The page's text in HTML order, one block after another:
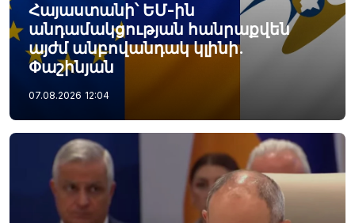
Հայաստանի՝ ԵՄ-ին
անդամակցության հանրաքվեն
այժմ անբովանդակ կլինի.
Փաշինյան
07.08.2026 12:04